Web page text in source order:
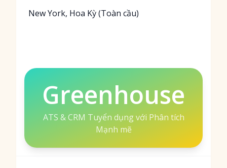
New York, Hoa Kỳ (Toàn cầu)
Greenhouse
ATS & CRM Tuyển dụng với Phân tích
Mạnh mẽ